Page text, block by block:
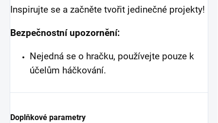
Inspirujte se a začněte tvořit jedinečné projekty!
Bezpečnostní upozornění:
Nejedná se o hračku, používejte pouze k
účelům háčkování.
Doplňkové parametry